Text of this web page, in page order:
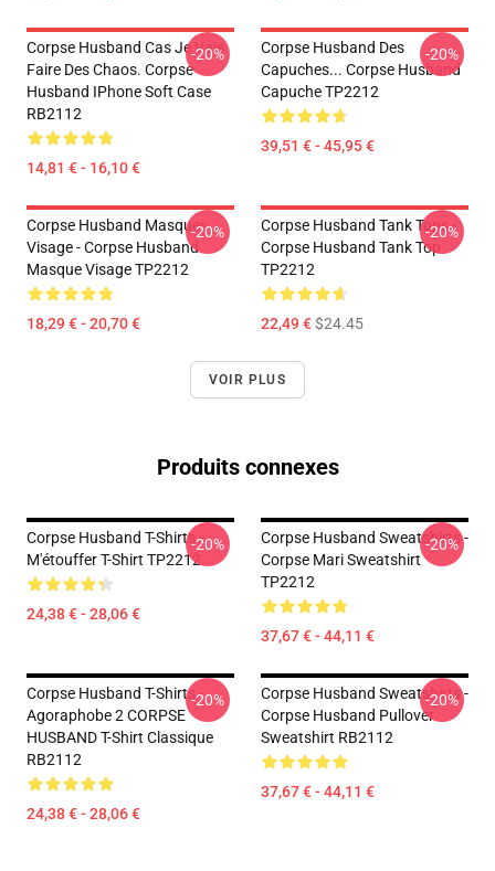
Corpse Husband Cas Je Vais
Faire Des Chaos. Corpse
Husband IPhone Soft Case
RB2112
14,81 € - 16,10 €
-20%
Corpse Husband Des
Capuches... Corpse Husband
Capuche TP2212
39,51 € - 45,95 €
-20%
Corpse Husband Masques
Visage - Corpse Husband
Masque Visage TP2212
18,29 € - 20,70 €
-20%
Corpse Husband Tank Tops -
Corpse Husband Tank Top
TP2212
22,49 €$24.45
-20%
VOIR PLUS
Produits connexes
Corpse Husband T-Shirts -
M'étouffer T-Shirt TP2212
24,38 € - 28,06 €
-20%
Corpse Husband Sweatshirts -
Corpse Mari Sweatshirt
TP2212
37,67 € - 44,11 €
-20%
Corpse Husband T-Shirts -
Agoraphobe 2 CORPSE
HUSBAND T-Shirt Classique
RB2112
24,38 € - 28,06 €
-20%
Corpse Husband Sweatshirts -
Corpse Husband Pullover
Sweatshirt RB2112
37,67 € - 44,11 €
-20%